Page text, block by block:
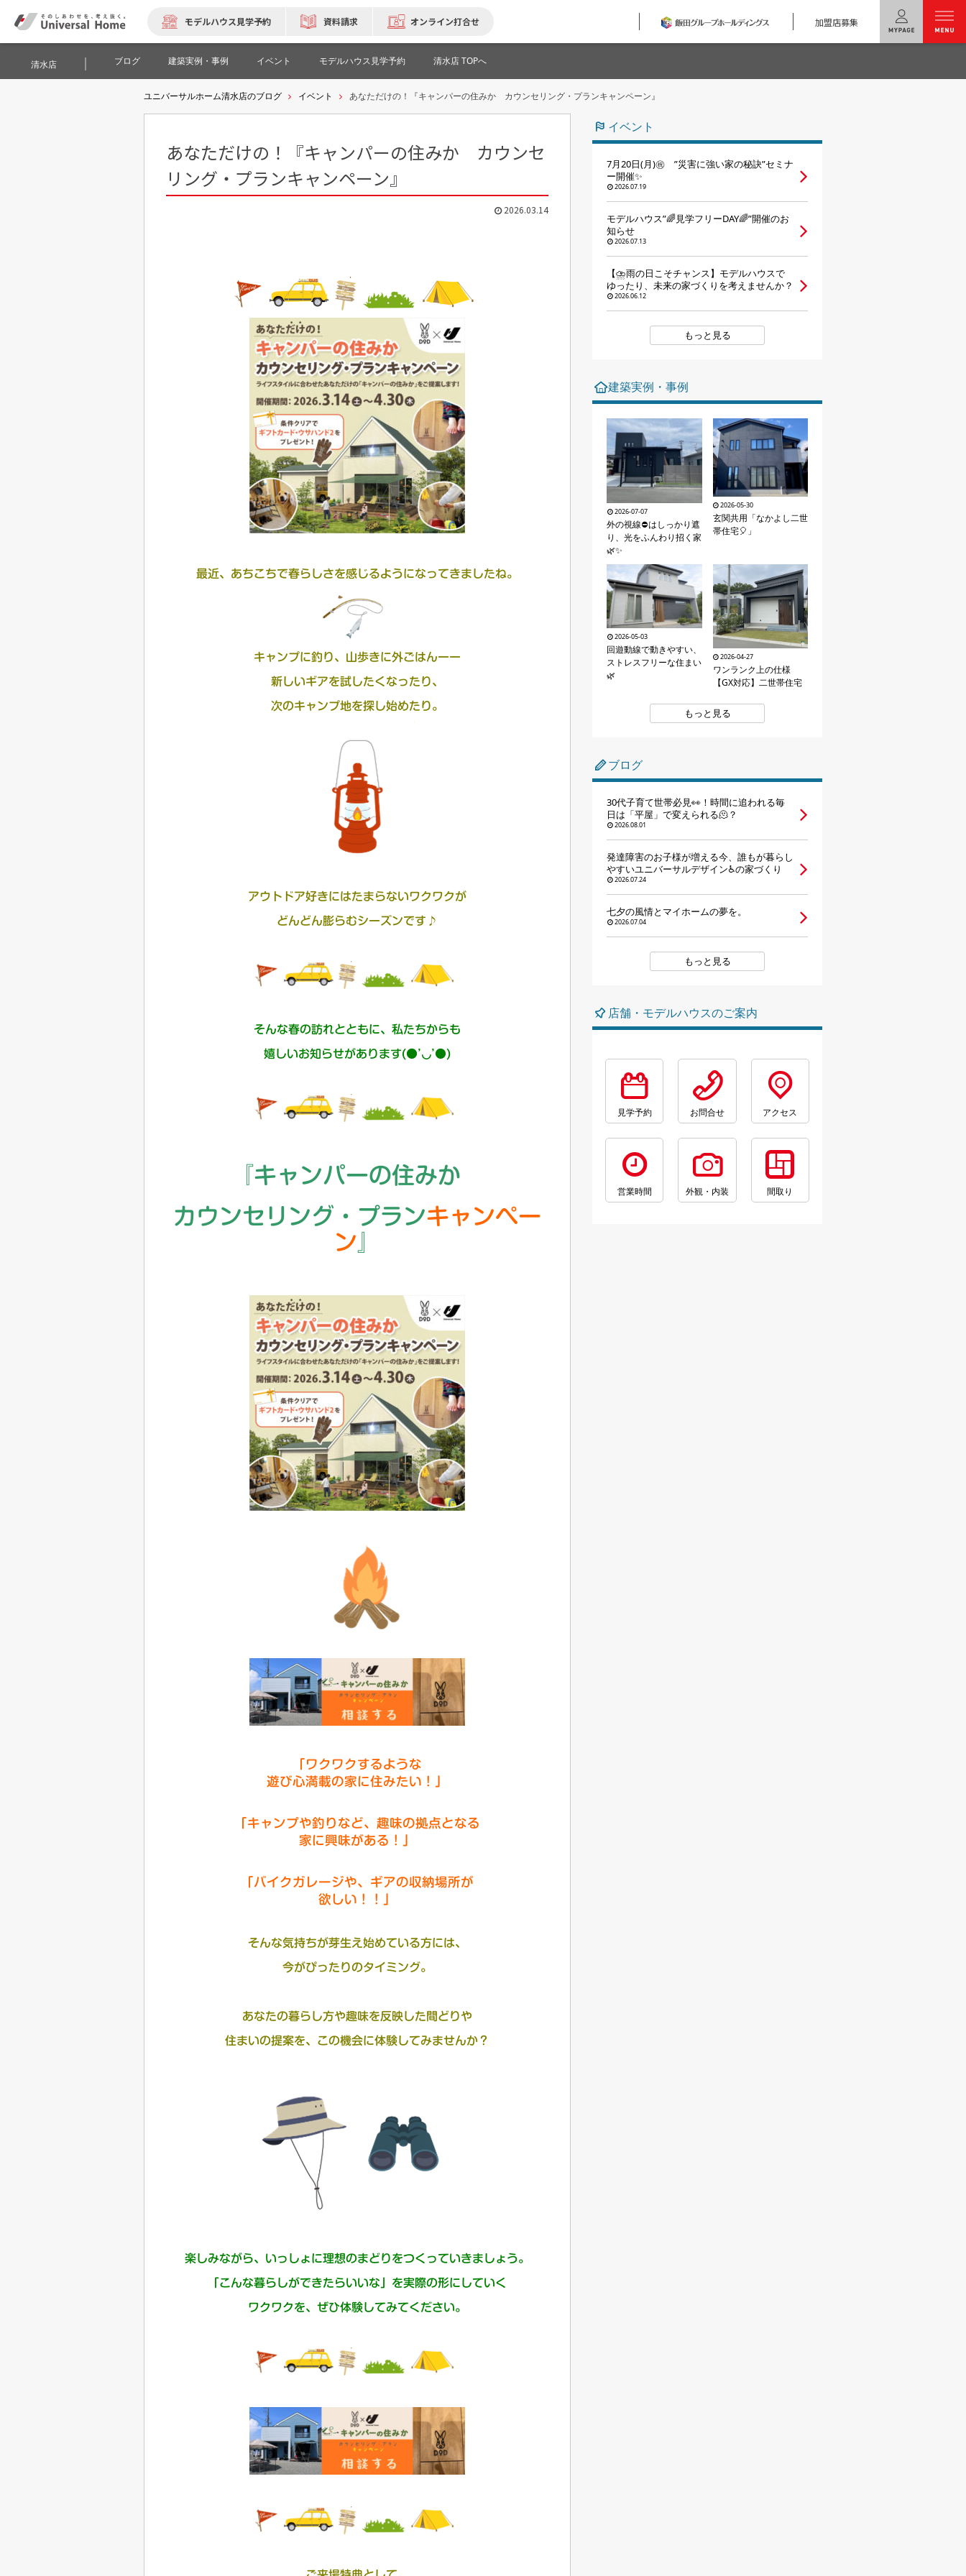
モデルハウス見学予約 資料請求 オンライン打合せ 加盟店募集
テクノロジー
建築実例
シミュレーション
キャンペーン・コラボ情報
家づくりの知識
清水店 ブログ 建築実例・事例 イベント モデルハウス見学予約 清水店 TOPへ
ユニバーサルホーム清水店のブログ イベント あなただけの！『キャンパーの住みか カウンセリング・プランキャンペーン』
あなただけの！『キャンパーの住みか カウンセ
リング・プランキャンペーン』
2026.03.14
最近、あちこちで春らしさを感じるようになってきましたね。
キャンプに釣り、山歩きに外ごはんーー
新しいギアを試したくなったり、
次のキャンプ地を探し始めたり。
アウトドア好きにはたまらないワクワクが
どんどん膨らむシーズンです♪
そんな春の訪れとともに、私たちからも
嬉しいお知らせがあります(●’◡’●)
『キャンパーの住みか
カウンセリング・プランキャンペー
ン
「ワクワクするような
遊び心満載の家に住みたい！」
「キャンプや釣りなど、趣味の拠点となる
家に興味がある！」
「バイクガレージや、ギアの収納場所が
欲しい！！」
そんな気持ちが芽生え始めている方には、
今がぴったりのタイミング。
あなたの暮らし方や趣味を反映した間どりや
住まいの提案を、この機会に体験してみませんか？
楽しみながら、いっしょに理想のまどりをつくっていきましょう。
「こんな暮らしができたらいいな」を実際の形にしていく
ワクワクを、ぜひ体験してみてください。
イベント
7月20日(月)㊗ ”災害に強い家の秘訣”セミナ
ー開催✨
2026.07.19
モデルハウス”🌈見学フリーDAY🌈”開催のお
知らせ
2026.07.13
【⛈️雨の日こそチャンス】モデルハウスで
ゆったり、未来の家づくりを考えませんか？
2026.06.12
もっと見る
建築実例・事例
2026-07-07
外の視線⛔はしっかり遮
り、光をふんわり招く家
🌿✨
2026-05-30
玄関共用「なかよし二世
帯住宅🎈」
2026-05-03
回遊動線で動きやすい、
ストレスフリーな住まい
🌿
2026-04-27
ワンランク上の仕様
【GX対応】二世帯住宅
もっと見る
ブログ
30代子育て世帯必見👀！時間に追われる毎
日は「平屋」で変えられる🫠？
2026.08.01
発達障害のお子様が増える今、誰もが暮らし
やすいユニバーサルデザイン♿の家づくり
2026.07.24
七夕の風情とマイホームの夢を。
2026.07.04
もっと見る
店舗・モデルハウスのご案内
見学予約 お問合せ アクセス
営業時間 外観・内装 間取り